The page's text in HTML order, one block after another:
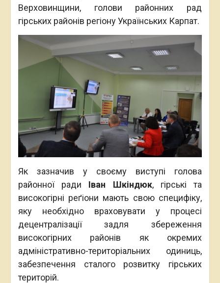
Верховинщини, голови районних рад
гірських районів регіону Українських Карпат.
Як зазначив у своєму виступі голова
районної ради Іван Шкіндюк, гірські та
високогірні реґіони мають свою специфіку,
яку необхідно враховувати у процесі
децентралізації задля збереження
високогірних районів як окремих
адміністративно-територіальних одиниць,
забезпечення сталого розвитку гірських
територій.